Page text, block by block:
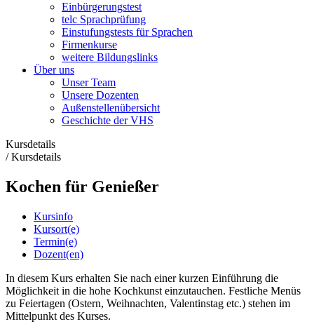
Einbürgerungstest
telc Sprachprüfung
Einstufungstests für Sprachen
Firmenkurse
weitere Bildungslinks
Über uns
Unser Team
Unsere Dozenten
Außenstellenübersicht
Geschichte der VHS
Kursdetails
/Kursdetails
Kochen für Genießer
Kursinfo
Kursort(e)
Termin(e)
Dozent(en)
In diesem Kurs erhalten Sie nach einer kurzen Einführung die
Möglichkeit in die hohe Kochkunst einzutauchen. Festliche Menüs
zu Feiertagen (Ostern, Weihnachten, Valentinstag etc.) stehen im
Mittelpunkt des Kurses.